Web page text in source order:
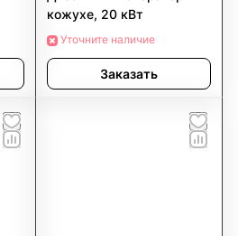
кожухе, 20 кВт
Уточните наличие
Заказать